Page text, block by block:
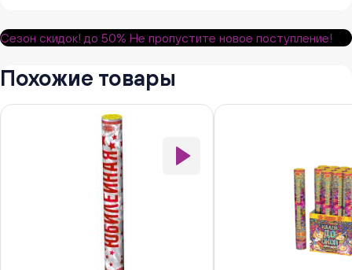
Сезон скидок! до 50% Не пропустите новое поступление!
Похожие товары